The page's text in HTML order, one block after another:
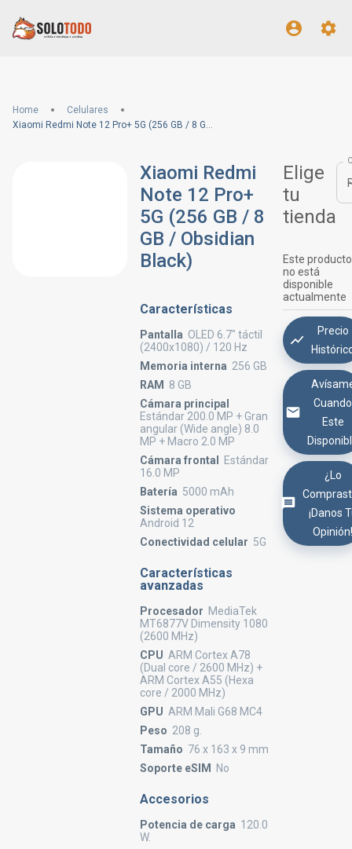
Home
Celulares
Xiaomi Redmi Note 12 Pro+ 5G (256 GB / 8 GB / Obsidian Black)
Xiaomi Redmi
Note 12 Pro+
5G (256 GB / 8
GB / Obsidian
Black)
Características
Pantalla OLED 6.7" táctil
(2400x1080) / 120 Hz
Memoria interna 256 GB
RAM
8 GB
Cámara principal
Estándar 200.0 MP + Gran
angular (Wide angle) 8.0
MP + Macro 2.0 MP
Cámara frontal
Estándar
16.0 MP
Batería 5000 mAh
Sistema operativo
Android 12
Conectividad celular 5G
Características
avanzadas
Procesador MediaTek
MT6877V Dimensity 1080
(2600 MHz)
CPU ARM Cortex A78
(Dual core / 2600 MHz) +
ARM Cortex A55 (Hexa
core / 2000 MHz)
GPU ARM Mali G68 MC4
Peso 208 g.
Tamaño 76 x 163 x 9 mm
Soporte eSIM
No
Accesorios
Potencia de carga 120.0
W.
Elige
tu
tienda
Este producto
no está
disponible
actualmente
Precio
Cuando
Este
¿Lo
¡Danos